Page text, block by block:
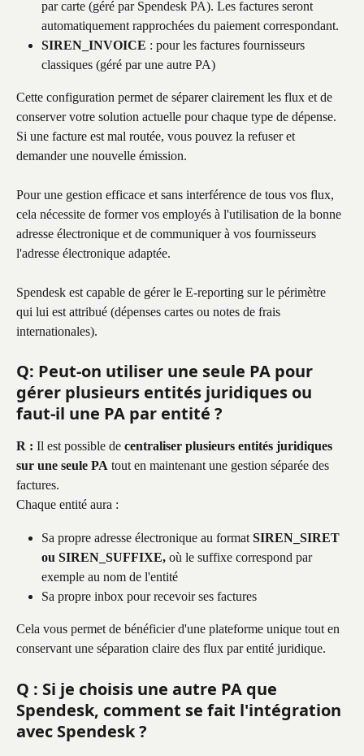
par carte (géré par Spendesk PA). Les factures seront
automatiquement rapprochées du paiement correspondant.
SIREN_INVOICE : pour les factures fournisseurs
classiques (géré par une autre PA)
Cette configuration permet de séparer clairement les flux et de
conserver votre solution actuelle pour chaque type de dépense.
Si une facture est mal routée, vous pouvez la refuser et
demander une nouvelle émission.
Pour une gestion efficace et sans interférence de tous vos flux,
cela nécessite de former vos employés à l'utilisation de la bonne
adresse électronique et de communiquer à vos fournisseurs
l'adresse électronique adaptée.
Spendesk est capable de gérer le E-reporting sur le périmètre
qui lui est attribué (dépenses cartes ou notes de frais
internationales).
Q: Peut-on utiliser une seule PA pour
gérer plusieurs entités juridiques ou
faut-il une PA par entité ?
R : Il est possible de centraliser plusieurs entités juridiques
sur une seule PA tout en maintenant une gestion séparée des
factures.
Chaque entité aura :
Sa propre adresse électronique au format SIREN_SIRET
ou SIREN_SUFFIXE, où le suffixe correspond par
exemple au nom de l'entité
Sa propre inbox pour recevoir ses factures
Cela vous permet de bénéficier d'une plateforme unique tout en
conservant une séparation claire des flux par entité juridique.
Q : Si je choisis une autre PA que
Spendesk, comment se fait l'intégration
avec Spendesk ?